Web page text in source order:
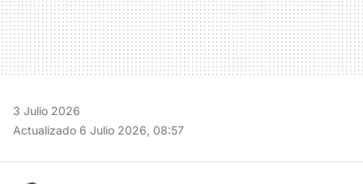
3 Julio 2026
Actualizado 6 Julio 2026, 08:57